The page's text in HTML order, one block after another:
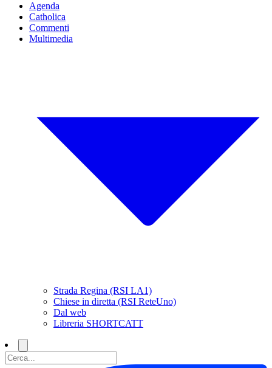
Agenda
Catholica
Commenti
Multimedia
Strada Regina (RSI LA1)
Chiese in diretta (RSI ReteUno)
Dal web
Libreria SHORTCATT